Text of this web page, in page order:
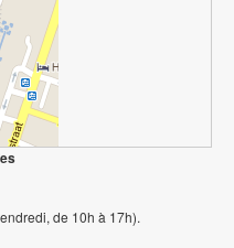
de 10h à 17h).